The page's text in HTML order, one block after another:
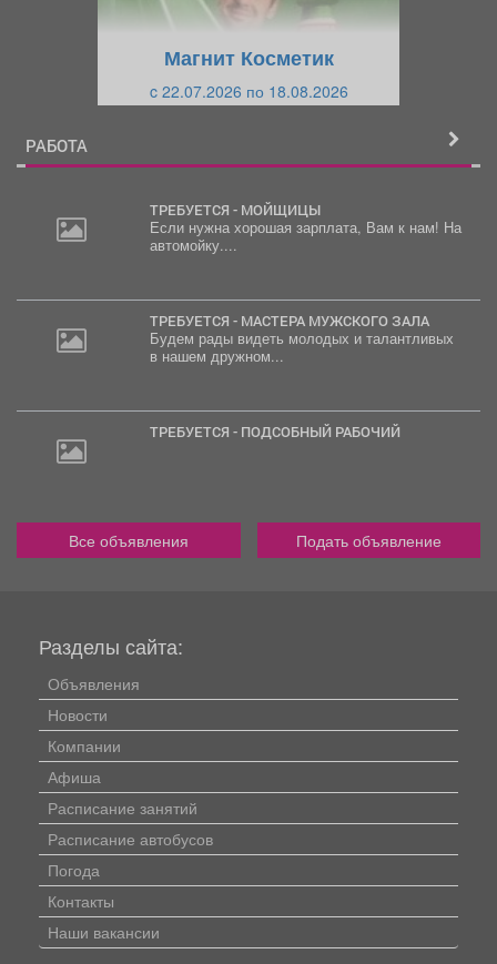
Магнит Косметик
c 22.07.2026 по 18.08.2026
РАБОТА
ТРЕБУЕТСЯ - МОЙЩИЦЫ
Если нужна хорошая зарплата, Вам к нам! На
автомойку....
ТРЕБУЕТСЯ - МАСТЕРА МУЖСКОГО ЗАЛА
Будем рады видеть молодых и талантливых
в нашем дружном...
ТРЕБУЕТСЯ - ПОДСОБНЫЙ РАБОЧИЙ
Все объявления Подать объявление
Разделы сайта:
Объявления
Новости
Компании
Афиша
Расписание занятий
Расписание автобусов
Погода
Контакты
Наши вакансии